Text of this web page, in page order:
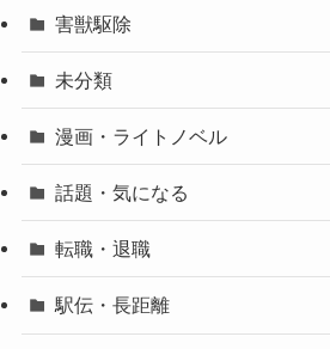
害獣駆除
未分類
漫画・ライトノベル
話題・気になる
転職・退職
駅伝・長距離